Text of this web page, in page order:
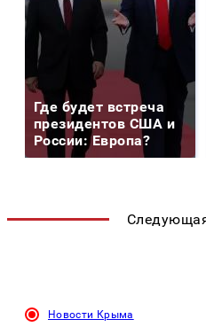
Где будет встреча
президентов США и
России: Европа?
Новости Крыма